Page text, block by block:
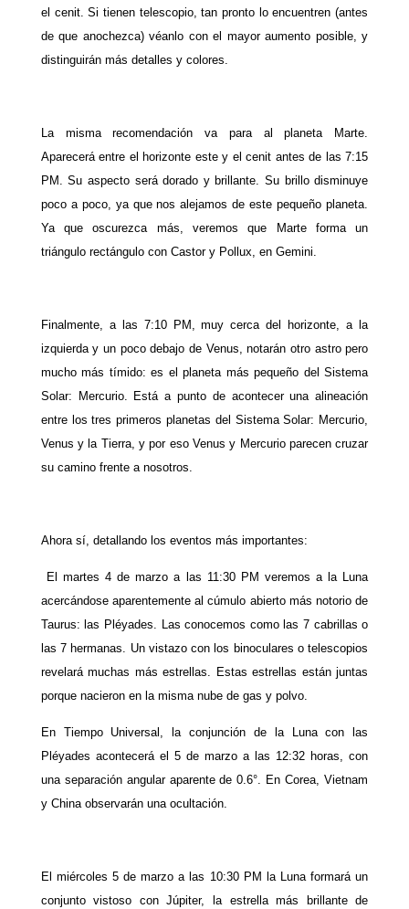
el cenit. Si tienen telescopio, tan pronto lo encuentren (antes
de que anochezca) véanlo con el mayor aumento posible, y
distinguirán más detalles y colores.
La misma recomendación va para al planeta Marte.
Aparecerá entre el horizonte este y el cenit antes de las 7:15
PM. Su aspecto será dorado y brillante. Su brillo disminuye
poco a poco, ya que nos alejamos de este pequeño planeta.
Ya que oscurezca más, veremos que Marte forma un
triángulo rectángulo con Castor y Pollux, en Gemini.
Finalmente, a las 7:10 PM, muy cerca del horizonte, a la
izquierda y un poco debajo de Venus, notarán otro astro pero
mucho más tímido: es el planeta más pequeño del Sistema
Solar: Mercurio. Está a punto de acontecer una alineación
entre los tres primeros planetas del Sistema Solar: Mercurio,
Venus y la Tierra, y por eso Venus y Mercurio parecen cruzar
su camino frente a nosotros.
Ahora sí, detallando los eventos más importantes:
El martes 4 de marzo a las 11:30 PM veremos a la Luna
acercándose aparentemente al cúmulo abierto más notorio de
Taurus: las Pléyades. Las conocemos como las 7 cabrillas o
las 7 hermanas. Un vistazo con los binoculares o telescopios
revelará muchas más estrellas. Estas estrellas están juntas
porque nacieron en la misma nube de gas y polvo.
En Tiempo Universal, la conjunción de la Luna con las
Pléyades acontecerá el 5 de marzo a las 12:32 horas, con
una separación angular aparente de 0.6°. En Corea, Vietnam
y China observarán una ocultación.
El miércoles 5 de marzo a las 10:30 PM la Luna formará un
conjunto vistoso con Júpiter, la estrella más brillante de